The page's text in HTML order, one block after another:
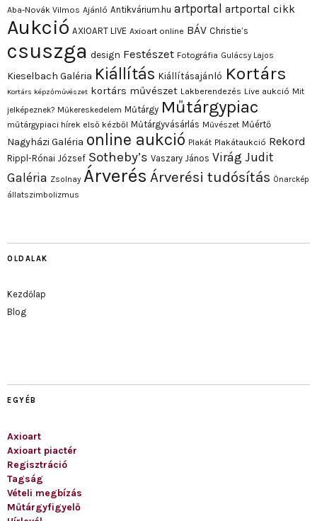
Aba-Novák Vilmos Ajánló Antikvárium.hu artportal artportal cikk
Aukció AXIOART LIVE Axioart online BÁV Christie’s
csuszga design Festészet Fotográfia Gulácsy Lajos
Kieselbach Galéria Kiállítás Kiállításajánló Kortárs
Kortárs képzőművészet kortárs művészet Lakberendezés Live aukció Mit
jelképeznek? Műkereskedelem Műtárgy Műtárgypiac
műtárgypiaci hírek első kézből Műtárgyvásárlás Művészet Műértő
Nagyházi Galéria online aukció Plakát Plakátaukció Rekord
Rippl-Rónai József Sotheby’s Vaszary János Virág Judit
Galéria Zsolnay Árverés Árverési tudósítás Önarckép
állatszimbolizmus
OLDALAK
Kezdőlap
Blog
EGYÉB
Axioart
Axioart piactér
Regisztráció
Tagság
Vételi megbízás
Műtárgyfigyelő